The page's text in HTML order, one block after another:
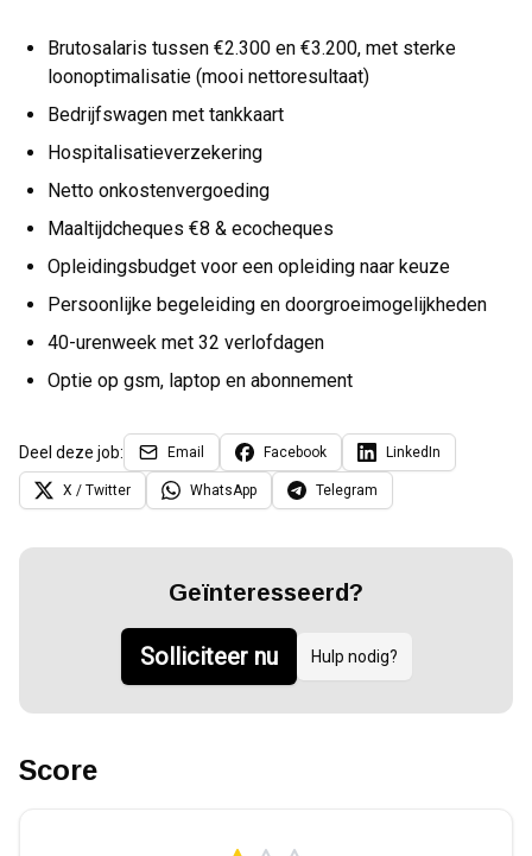
Brutosalaris tussen €2.300 en €3.200, met sterke
loonoptimalisatie (mooi nettoresultaat)
Bedrijfswagen met tankkaart
Hospitalisatieverzekering
Netto onkostenvergoeding
Maaltijdcheques €8 & ecocheques
Opleidingsbudget voor een opleiding naar keuze
Persoonlijke begeleiding en doorgroeimogelijkheden
40-urenweek met 32 verlofdagen
Optie op gsm, laptop en abonnement
Deel deze job: Email Facebook LinkedIn
X / Twitter WhatsApp Telegram
Geïnteresseerd?
Solliciteer nu Hulp nodig?
Score